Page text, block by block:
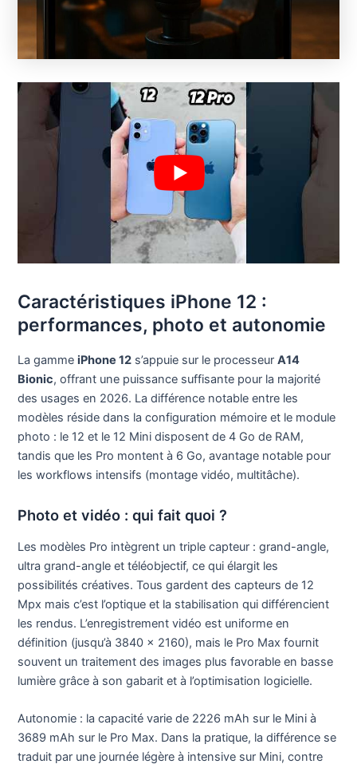
Caractéristiques iPhone 12 :
performances, photo et autonomie
La gammeiPhone 12 s’appuie sur le processeurA14
Bionic, offrant une puissance suffisante pour la majorité
des usages en 2026. La différence notable entre les
modèles réside dans la configuration mémoire et le module
photo : le 12 et le 12 Mini disposent de 4 Go de RAM,
tandis que les Pro montent à 6 Go, avantage notable pour
les workflows intensifs (montage vidéo, multitâche).
Photo et vidéo : qui fait quoi ?
Les modèles Pro intègrent un triple capteur : grand-angle,
ultra grand-angle et téléobjectif, ce qui élargit les
possibilités créatives. Tous gardent des capteurs de 12
Mpx mais c’est l’optique et la stabilisation qui différencient
les rendus. L’enregistrement vidéo est uniforme en
définition (jusqu’à 3840 x 2160), mais le Pro Max fournit
souvent un traitement des images plus favorable en basse
lumière grâce à son gabarit et à l’optimisation logicielle.
Autonomie : la capacité varie de 2226 mAh sur le Mini à
3689 mAh sur le Pro Max. Dans la pratique, la différence se
traduit par une journée légère à intensive sur Mini, contre